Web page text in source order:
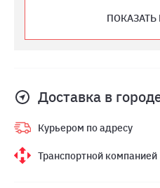
Доставка в
Курьером по адресу
Транспортной компанией